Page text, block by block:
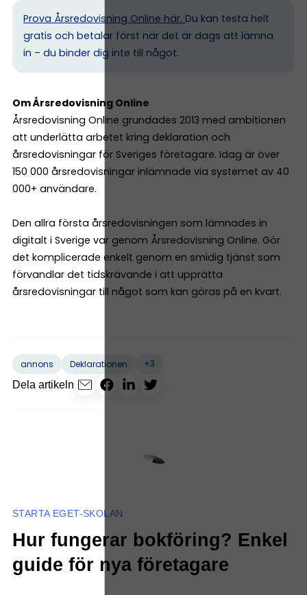
Prova Årsredovisning Online här. Du kan testa helt
gratis och betalar först när det är dags att lämna
in – du binder dig inte till något.
Om Årsredovisning Online
Årsredovisning Online grundades 2013 med ambitionen
att underlätta arbetet kring deklaration och
årsredovisningar för Sveriges företagare. Idag är över
150 000 årsredovisningar inlämnade via systemet av 40
000+ användare.
Den allra första årsredovisningen som lämnades in
digitalt i Sverige var genom Årsredovisning Online. Gör
det komplicerade enkelt genom en smidig tjänst som
förvandlar det tidskrävande i att upprätta
årsredovisningar till något som kan göras på en kvart.
annons Deklarationen
+3
Dela artikeln
STARTA EGET-SKOLAN
Hur fungerar bokföring? Enkel
guide för nya företagare